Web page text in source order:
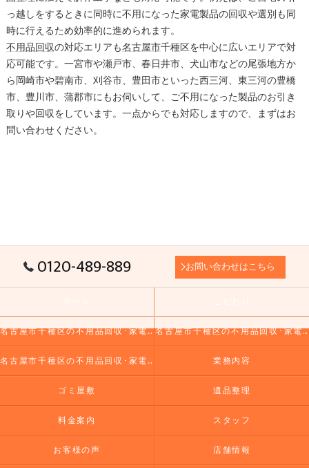
っ越しをするときに同時に不用になった家電製品の回収や選別も同
時に行えるため効率的に進められます。
不用品回収の対応エリアも名古屋市千種区を中心に広いエリアで対
応可能です。一宮市や瀬戸市、春日井市、犬山市などの尾張地方か
ら岡崎市や碧南市、刈谷市、豊田市といった西三河、東三河の豊橋
市、豊川市、蒲郡市にもお伺いして、ご不用になった製品のお引き
取りや回収をしています。一点からでも対応しますので、まずはお
問い合わせください。
0120-489-889 お問い合わせはこちら
名古屋市千種区の不用品回収･家電リユース市場の口コミ情報 名古屋市千種区の不用品回収･家電リユース市場の評判
名古屋市千種区の不用品回収･家電リユース市場のお客様の声 業務内容
ゴミ屋敷 遺品整理
料金案内 スタッフ
お客様の声 店舗情報